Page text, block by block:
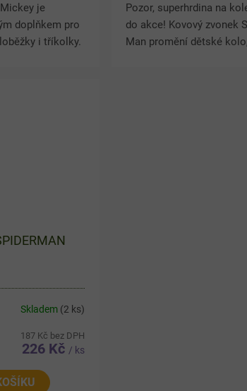
je
doplňkem pro
i tříkolky.
Pozor, superhrdina na
do akce! Kovový zvonek
Man promění dětské kolo,
Skladem (2 ks)
187 Kč bez DPH
226 Kč / ks